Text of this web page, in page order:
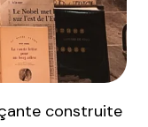
construite